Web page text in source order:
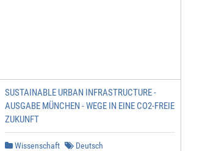
SUSTAINABLE URBAN INFRASTRUCTURE -
AUSGABE MÜNCHEN - WEGE IN EINE CO2-FREIE
ZUKUNFT
Wissenschaft Deutsch